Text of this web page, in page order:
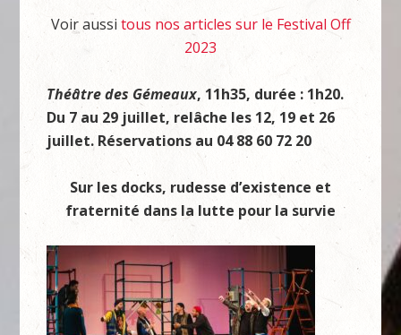
Voir aussitous nos articles sur le Festival Off
2023
Théâtre des Gémeaux, 11h35, durée : 1h20.
Du 7 au 29 juillet, relâche les 12, 19 et 26
juillet. Réservations au 04 88 60 72 20
Sur les docks, rudesse d’existence et
fraternité dans la lutte pour la survie